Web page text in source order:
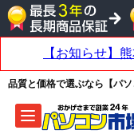
品質と価格で選ぶなら【パ